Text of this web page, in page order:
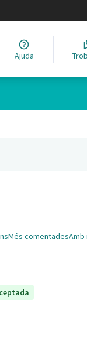
el idioma
Ajuda
Més comentades